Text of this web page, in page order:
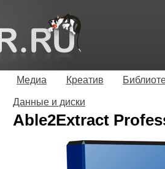
Медиа Креатив
Данные и диски
Able2Extract